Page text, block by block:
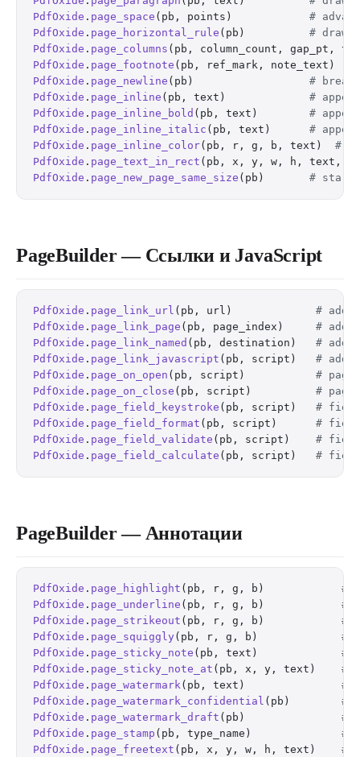
PdfOxide . page_space (pb, points) #
PdfOxide . page_horizontal_rule (pb) # draw
PdfOxide . page_columns (pb, column_count, gap_pt,
PdfOxide . page_footnote (pb, ref_mark,
PdfOxide . page_newline (pb) #
PdfOxide . page_inline (pb, text) #
PdfOxide . page_inline_bold (pb, text) #
PdfOxide . page_inline_italic (pb, text) #
PdfOxide . page_inline_color(pb, r, g, b, text) #
PdfOxide . page_text_in_rect (pb, x, y, w, h, text,
PdfOxide . page_new_page_same_size (pb) # start
PageBuilder — Ссылки и JavaScript
PdfOxide . page_link_url (pb, url) # add
PdfOxide . page_link_page (pb, page_index) # add
PdfOxide . page_link_named (pb, destination) # add
PdfOxide . page_link_javascript (pb, script) # add
PdfOxide . page_on_open (pb, script) #
PdfOxide . page_on_close (pb, script) #
PdfOxide . page_field_keystroke (pb, script) # field
PdfOxide . page_field_format (pb, script) # field
PdfOxide . page_field_validate (pb, script) # field
PdfOxide . page_field_calculate (pb, script) # field
PageBuilder — Аннотации
PdfOxide . page_highlight (pb, r, g, b) #
PdfOxide . page_underline (pb, r, g, b) #
PdfOxide . page_strikeout (pb, r, g, b) #
PdfOxide . page_squiggly (pb, r, g, b) #
PdfOxide . page_sticky_note (pb, text) #
PdfOxide . page_sticky_note_at (pb, x, y, text) #
PdfOxide . page_watermark(pb, text) #
PdfOxide . page_watermark_confidential (pb) #
PdfOxide . page_watermark_draft (pb) #
PdfOxide . page_stamp (pb, type_name) #
PdfOxide . page_freetext (pb, x, y, w, h, text) #